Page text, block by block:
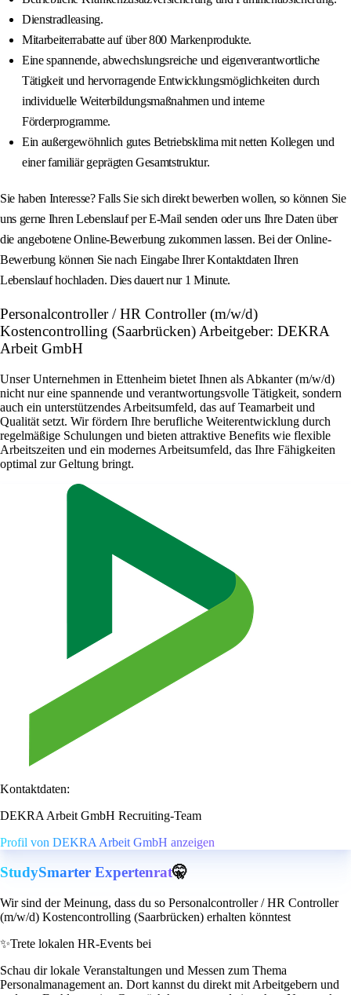
Dienstradleasing.
Mitarbeiterrabatte auf über 800 Markenprodukte.
Eine spannende, abwechslungsreiche und eigenverantwortliche
Tätigkeit und hervorragende Entwicklungsmöglichkeiten durch
individuelle Weiterbildungsmaßnahmen und interne
Förderprogramme.
Ein außergewöhnlich gutes Betriebsklima mit netten Kollegen und
einer familiär geprägten Gesamtstruktur.
Sie haben Interesse? Falls Sie sich direkt bewerben wollen, so können Sie
uns gerne Ihren Lebenslauf per E-Mail senden oder uns Ihre Daten über
die angebotene Online-Bewerbung zukommen lassen. Bei der Online-
Bewerbung können Sie nach Eingabe Ihrer Kontaktdaten Ihren
Lebenslauf hochladen. Dies dauert nur 1 Minute.
Personalcontroller / HR Controller (m/w/d)
Kostencontrolling (Saarbrücken) Arbeitgeber: DEKRA
Arbeit GmbH
Unser Unternehmen in Ettenheim bietet Ihnen als Abkanter (m/w/d)
nicht nur eine spannende und verantwortungsvolle Tätigkeit, sondern
auch ein unterstützendes Arbeitsumfeld, das auf Teamarbeit und
Qualität setzt. Wir fördern Ihre berufliche Weiterentwicklung durch
regelmäßige Schulungen und bieten attraktive Benefits wie flexible
Arbeitszeiten und ein modernes Arbeitsumfeld, das Ihre Fähigkeiten
optimal zur Geltung bringt.
Kontaktdaten:
DEKRA Arbeit GmbH Recruiting-Team
Profil von DEKRA Arbeit GmbH anzeigen
StudySmarter Expertenrat🤫
Wir sind der Meinung, dass du so Personalcontroller / HR Controller
(m/w/d) Kostencontrolling (Saarbrücken) erhalten könntest
✨Trete lokalen HR-Events bei
Schau dir lokale Veranstaltungen und Messen zum Thema
Personalmanagement an. Dort kannst du direkt mit Arbeitgebern und